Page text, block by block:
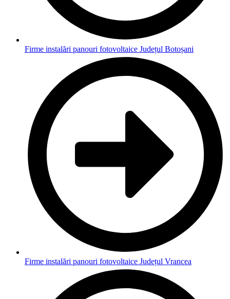
Firme instalări panouri fotovoltaice Județul Botoșani
Firme instalări panouri fotovoltaice Județul Vrancea